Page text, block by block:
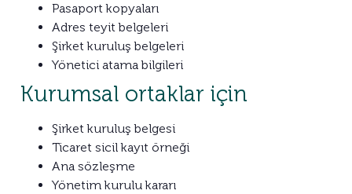
Pasaport kopyaları
Adres teyit belgeleri
Şirket kuruluş belgeleri
Yönetici atama bilgileri
Kurumsal ortaklar için
Şirket kuruluş belgesi
Ticaret sicil kayıt örneği
Ana sözleşme
Yönetim kurulu kararı